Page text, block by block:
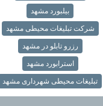
بیلبورد مشهد
شرکت تبلیغات محیطی مشهد
رزرو تابلو در مشهد
استرابورد مشهد
تبلیغات محیطی شهرداری مشهد